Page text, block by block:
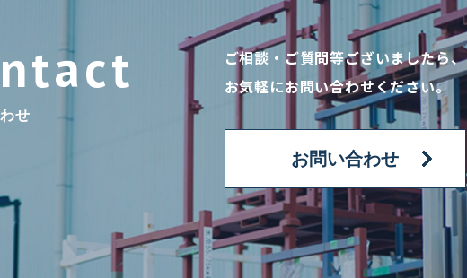
せ
ご相談・ご質問等ございましたら、
お気軽にお問い合わせください。
お問い合わせ